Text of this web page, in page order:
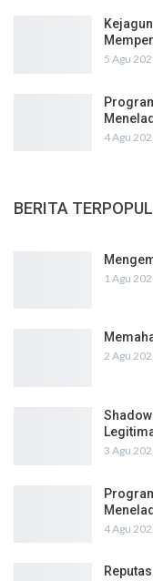
5 Agu
4 Agu
BERITA
1 Agu
2 Agu
3 Agu
4 Agu